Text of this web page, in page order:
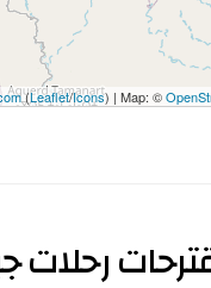
(Leaflet/Icons) | Map: ©
رحلات